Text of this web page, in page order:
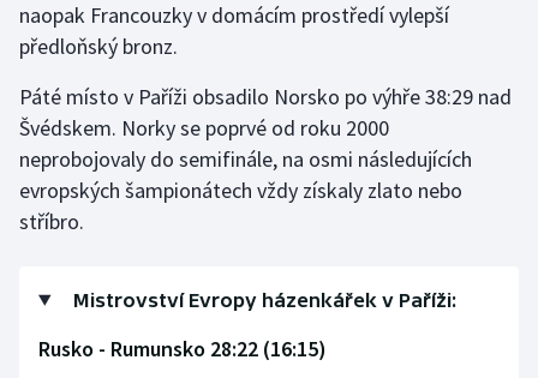
Motorsport
Olympijské hry
Parasport
Plavání
naopak Francouzky v domácím prostředí vylepší
předloňský bronz.
Páté místo v Paříži obsadilo Norsko po výhře 38:29 nad
Švédskem. Norky se poprvé od roku 2000
neprobojovaly do semifinále, na osmi následujících
evropských šampionátech vždy získaly zlato nebo
stříbro.
Mistrovství Evropy házenkářek v Paříži:
Rusko - Rumunsko 28:22 (16:15)